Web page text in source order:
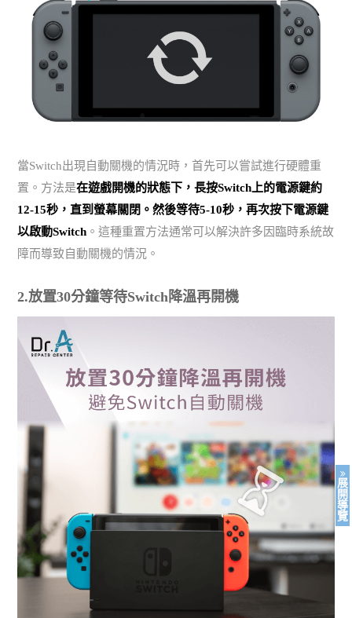
當Switch出現自動關機的情況時，首先可以嘗試進行硬體重
置。方法是在遊戲開機的狀態下，長按Switch上的電源鍵約
12-15秒，直到螢幕關閉。然後等待5-10秒，再次按下電源鍵
以啟動Switch 。這種重置方法通常可以解決許多因臨時系統故
障而導致自動關機的情況。
2.放置30分鐘等待Switch降溫再開機
展
開
導
覽